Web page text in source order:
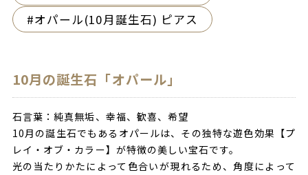
オパール(10月誕生石) ピアス
10月の誕生石「オパール」
石言葉：純真無垢、幸福、歓喜、希望
10月の誕生石でもあるオパールは、その独特な遊色効果【プ
レイ・オブ・カラー】が特徴の美しい宝石です。
光の当たりかたによって色合いが現れるため、角度によって